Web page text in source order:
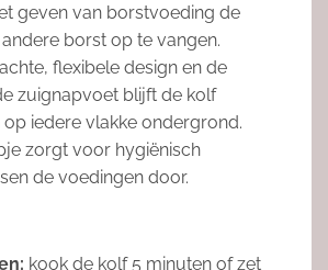
geven van borstvoeding de
borst op te vangen.
flexibele design en de
zuignapvoet blijft de kolf
op iedere vlakke ondergrond.
zorgt voor hygiënisch
de voedingen door.
kook de kolf 5 minuten of zet